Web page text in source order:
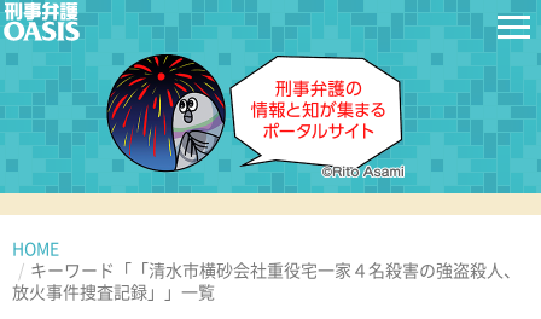
HOME
キーワード「「清水市横砂会社重役宅一家４名殺害の強盗殺人、
放火事件捜査記録」」一覧